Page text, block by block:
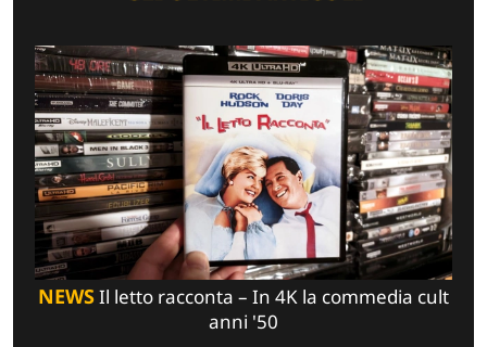
NEWSIl letto racconta – In 4K la commedia cult
anni '50